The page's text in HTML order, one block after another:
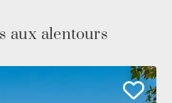
aux alentours